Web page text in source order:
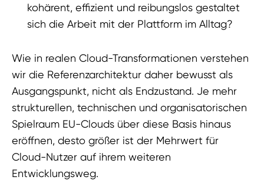
kohärent, effizient und reibungslos gestaltet
sich die Arbeit mit der Plattform im Alltag?
Wie in realen Cloud-Transformationen verstehen
wir die Referenzarchitektur daher bewusst als
Ausgangspunkt, nicht als Endzustand. Je mehr
strukturellen, technischen und organisatorischen
Spielraum EU-Clouds über diese Basis hinaus
eröffnen, desto größer ist der Mehrwert für
Cloud-Nutzer auf ihrem weiteren
Entwicklungsweg.